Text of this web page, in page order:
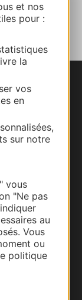
et nos
pour :
la
vos
en
sur notre
vous
"Ne pas
au
Vous
ou
politique